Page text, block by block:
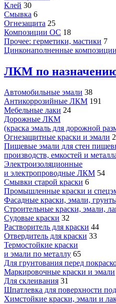
Клей 30
Смывка 6
Огнезащита 25
Композиции ОС 18
Прочее: герметики, мастики 7
Цинконаполненные композиции
ЛКМ по
Автомобильные эмали 38
Антикоррозийные ЛКМ 191
Мебельные лаки 24
Дорожные ЛКМ
(краска эмаль для дорожной
Огнезащитные краски и эмали
Пищевые эмали для стен
производств, емкостей и
Электроизоляционные
и электропроводные ЛКМ 54
Смывки старой краски 6
Промышленные краски и
Фасадные краски, эмали,
Строительные краски, эмали,
Судовые краски 32
Растворитель для краски 44
Отвердитель для краски 33
Термостойкие краски
и эмали по металлу 65
Для грунтования перед
Маркировочные краски и эмали
Для склеивания 31
Шпатлевка для поверхности
Химстойкие краски, эмали и